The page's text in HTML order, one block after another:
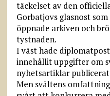
täckelset av den
Gorbatjovs glasnost
öppnade arkiven och
tystnaden.
I väst hade
innehållit uppgifter om
nyhetsartiklar
Men svältens